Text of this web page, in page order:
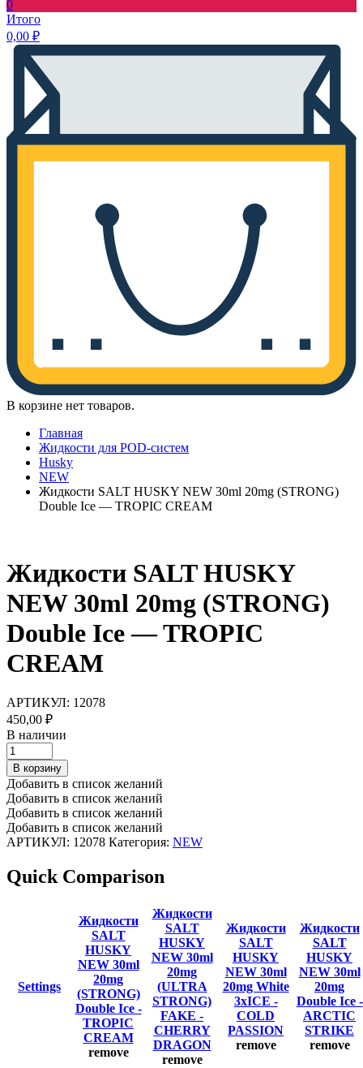
0
Итого
0,00 ₽
В корзине нет товаров.
Главная
Жидкости для POD-систем
Husky
NEW
Жидкости SALT HUSKY NEW 30ml 20mg (STRONG)
Double Ice — TROPIC CREAM
Жидкости SALT HUSKY
NEW 30ml 20mg (STRONG)
Double Ice — TROPIC
CREAM
АРТИКУЛ: 12078
450,00 ₽
В наличии
Жидкости
SALT
HUSKY
NEW
30ml
20mg
(STRONG)
Double
-
В корзину
Добавить в список желаний
Добавить в список желаний
Добавить в список желаний
Добавить в список желаний
АРТИКУЛ: 12078 Категория: NEW
Quick Comparison
Settings
Жидкости
SALT
HUSKY
NEW 30ml
20mg
(STRONG)
Double Ice -
TROPIC
CREAM
remove
Жидкости
SALT
HUSKY
NEW 30ml
20mg
(ULTRA
STRONG)
FAKE -
CHERRY
DRAGON
remove
Жидкости
SALT
HUSKY
NEW 30ml
20mg White
3xICE -
COLD
PASSION
remove
Жидкости
SALT
HUSKY
NEW 30ml
20mg
Double Ice -
ARCTIC
STRIKE
remove